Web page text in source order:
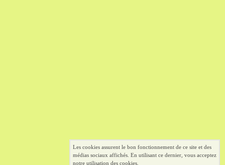
Les cookies assurent le bon fonctionnement de ce site et des
médias sociaux affichés. En utilisant ce dernier, vous acceptez
notre utilisation des cookies.